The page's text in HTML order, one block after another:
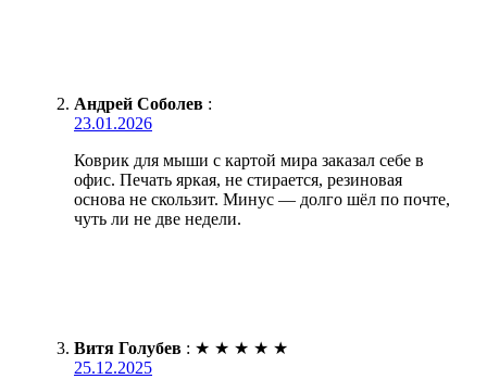
Андрей Соболев :
23.01.2026
Коврик для мыши с картой мира заказал себе в
офис. Печать яркая, не стирается, резиновая
основа не скользит. Минус — долго шёл по почте,
чуть ли не две недели.
Витя Голубев : ★ ★ ★ ★ ★
25.12.2025